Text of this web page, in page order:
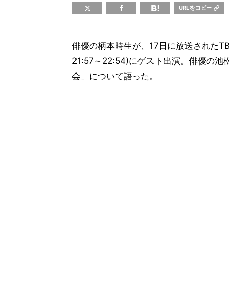
URLをコピー
俳優の柄本時生が、17日に放送された
21:57～22:54)にゲスト出演。俳優の池
会」について語った。